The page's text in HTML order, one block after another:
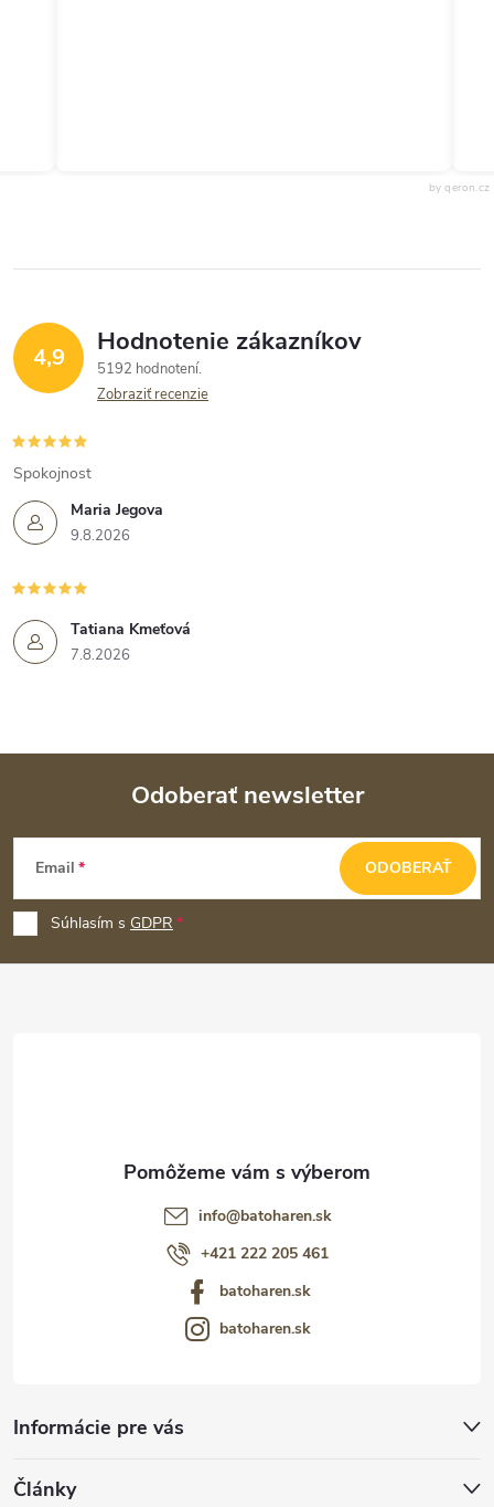
by qeron.cz
4,9 Hodnotenie zákazníkov
5192 hodnotení
Zobraziť recenzie
Maria Jegova
9.8.2026
Spokojnost
Tatiana Kmeťová
7.8.2026
Z
p
ä
Odoberať newsletter
Email
Súhlasím s GDPR
ODOBERAŤ
Informácie pre vás
Články
info@batoharen.sk
+421 222 205 461
batoharen.sk
batoharen.sk